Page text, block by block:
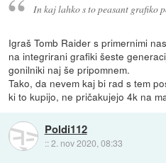
In kaj lahko s to peasant grafiko
Igraš Tomb Raider s primernimi
na integrirani grafiki šeste
gonilniki naj še pripomnem.
Tako, da nevem kaj bi rad s tem
ki to kupijo, ne pričakujejo 4k na
Poldi112
::2. nov 2020, 08:33